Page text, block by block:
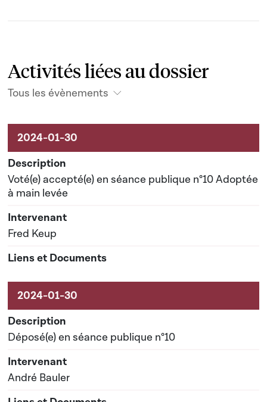
Activités liées au dossier
Tous les évènements
Activités liées au dossier
Voté(e) accepté(e) en séance publique n°10 Adoptée
à main levée
Fred Keup
Déposé(e) en séance publique n°10
André Bauler